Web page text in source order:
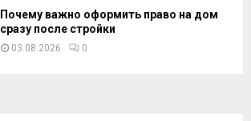
Почему важно оформить право на дом
сразу после стройки
03.08.2026 0